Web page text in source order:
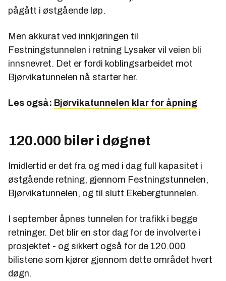
pågått i østgående løp.
Men akkurat ved innkjøringen til
Festningstunnelen i retning Lysaker vil veien bli
innsnevret. Det er fordi koblingsarbeidet mot
Bjørvikatunnelen nå starter her.
Les også: Bjørvikatunnelen klar for åpning
120.000 biler i døgnet
Imidlertid er det fra og med i dag full kapasitet i
østgående retning, gjennom Festningstunnelen,
Bjørvikatunnelen, og til slutt Ekebergtunnelen.
I september åpnes tunnelen for trafikk i begge
retninger. Det blir en stor dag for de involverte i
prosjektet - og sikkert også for de 120.000
bilistene som kjører gjennom dette området hvert
døgn.